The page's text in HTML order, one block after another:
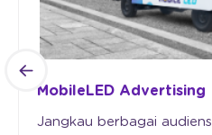
MobileLED Advertising
Jangkau berbagai